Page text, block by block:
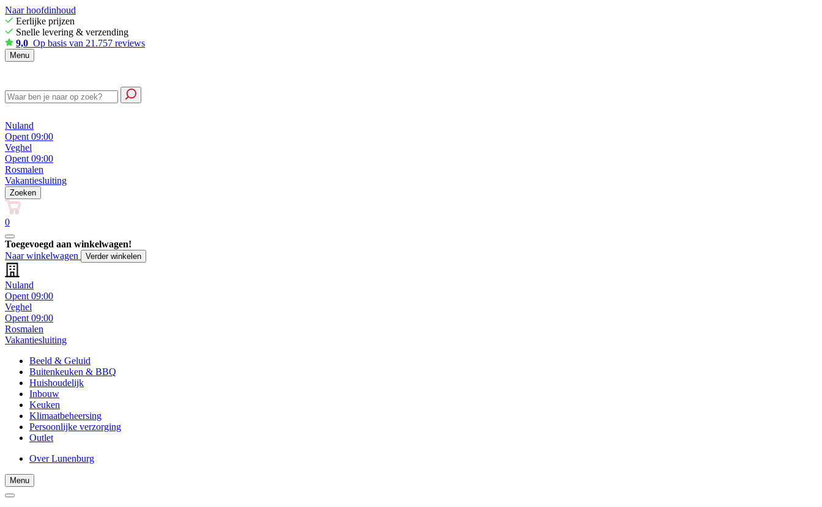
Naar hoofdinhoud
Eerlijke prijzen
Snelle levering & verzending
9,0 Op basis van 21.757 reviews
Menu
Nuland
Opent 09:00
Veghel
Opent 09:00
Rosmalen
Vakantiesluiting
Zoeken
0
Toegevoegd aan winkelwagen!
Naar winkelwagen
Verder winkelen
Nuland
Opent 09:00
Veghel
Opent 09:00
Rosmalen
Vakantiesluiting
Beeld & Geluid
Buitenkeuken & BBQ
Huishoudelijk
Inbouw
Keuken
Klimaatbeheersing
Persoonlijke verzorging
Outlet
Over Lunenburg
Menu